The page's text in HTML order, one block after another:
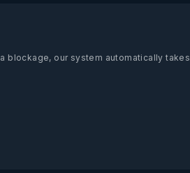
blockage, our system automatically takes